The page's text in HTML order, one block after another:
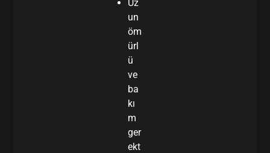
Uz
un
öm
ürl
ü
ve
ba
kı
m
ger
ekt